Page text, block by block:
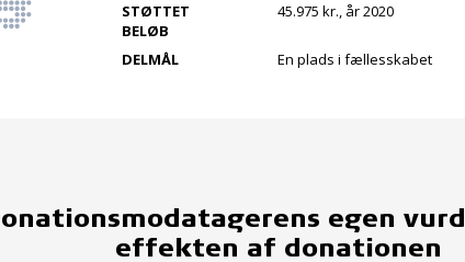
STØTTET
BELØB
45.975 kr., år 2020
DELMÅL En plads i fællesskabet
egen
effekten af donationen